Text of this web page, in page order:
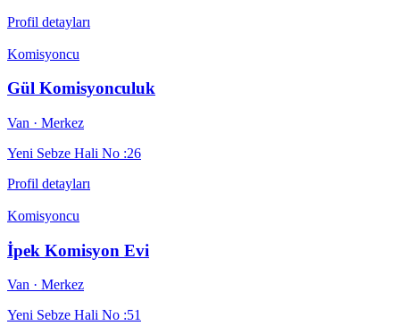
Profil detayları
Komisyoncu
Gül Komisyonculuk
Van · Merkez
Yeni Sebze Hali No :26
Profil detayları
Komisyoncu
İpek Komisyon Evi
Van · Merkez
Yeni Sebze Hali No :51